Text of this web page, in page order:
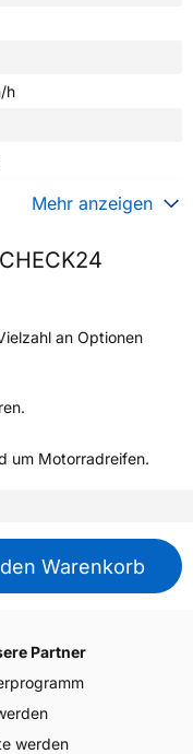
h
S.A. Innovation
Avenue Gordon Smith
Berg
Mehr anzeigen
an Optionen
um Motorradreifen.
Warenkorb
Partner
werden